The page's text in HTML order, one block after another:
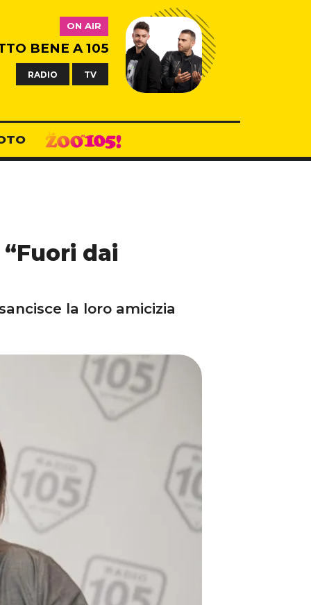
ON AIR
BENE A 105
RADIO TV
dai
la loro amicizia